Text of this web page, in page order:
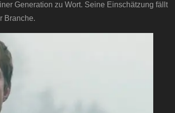
Generation zu Wort. Seine Einschätzung fällt
Branche.